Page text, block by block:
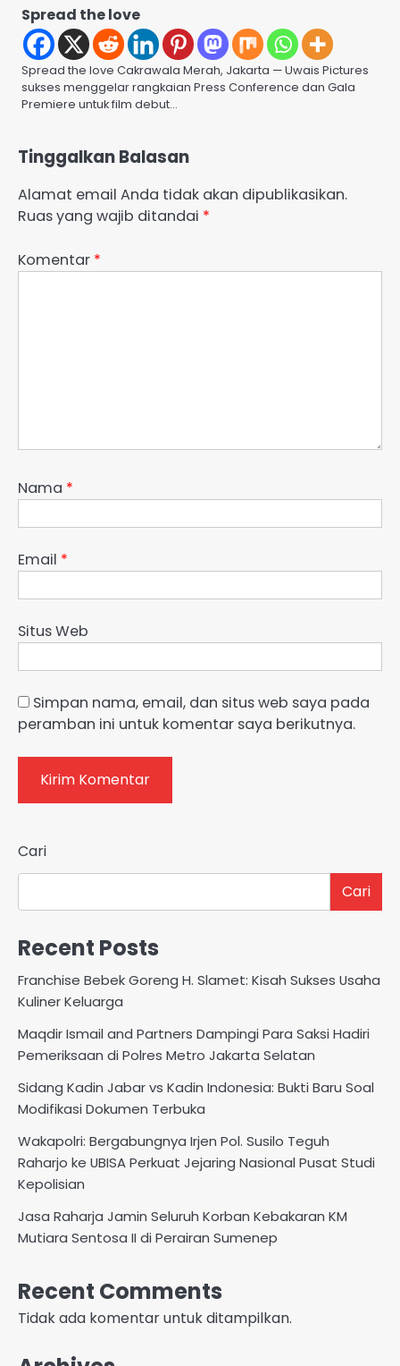
Spread the love
Spread the love Cakrawala Merah, Jakarta — Uwais Pictures
sukses menggelar rangkaian Press Conference dan Gala
Premiere untuk film debut…
Tinggalkan Balasan
Alamat email Anda tidak akan dipublikasikan.
Ruas yang wajib ditandai *
Komentar *
Nama *
Email *
Situs Web
Simpan nama, email, dan situs web saya pada
peramban ini untuk komentar saya berikutnya.
Cari
Cari
Recent Posts
Franchise Bebek Goreng H. Slamet: Kisah Sukses Usaha
Kuliner Keluarga
Maqdir Ismail and Partners Dampingi Para Saksi Hadiri
Pemeriksaan di Polres Metro Jakarta Selatan
Sidang Kadin Jabar vs Kadin Indonesia: Bukti Baru Soal
Modifikasi Dokumen Terbuka
Wakapolri: Bergabungnya Irjen Pol. Susilo Teguh
Raharjo ke UBISA Perkuat Jejaring Nasional Pusat Studi
Kepolisian
Jasa Raharja Jamin Seluruh Korban Kebakaran KM
Mutiara Sentosa II di Perairan Sumenep
Recent Comments
Tidak ada komentar untuk ditampilkan.